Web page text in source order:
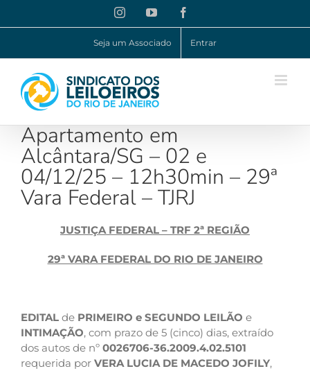
InstagramYouTube
Seja um Associado Entrar
Apartamento em
Alcântara/SG – 02 e
04/12/25 – 12h30min – 29ª
Vara Federal – TJRJ
JUSTIÇA FEDERAL – TRF 2ª REGIÃO
29ª VARA FEDERAL DO RIO DE JANEIRO
EDITAL de PRIMEIRO e SEGUNDO LEILÃO e
INTIMAÇÃO, com prazo de 5 (cinco) dias, extraído
dos autos de nº 0026706-36.2009.4.02.5101
requerida por VERA LUCIA DE MACEDO JOFILY,